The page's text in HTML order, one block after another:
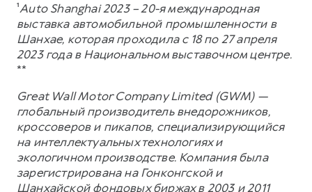
¹Auto Shanghai 2023 – 20-я международная
выставка автомобильной промышленности в
Шанхае, которая проходила с 18 по 27 апреля
2023 года в Национальном выставочном центре.
**
Great Wall Motor Company Limited (GWM) —
глобальный производитель внедорожников,
кроссоверов и пикапов, специализирующийся
на интеллектуальных технологиях и
экологичном производстве. Компания была
зарегистрирована на Гонконгской и
Шанхайской фондовых биржах в 2003 и 2011